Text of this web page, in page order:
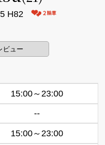
H82
ビュー
15:00～23:00
--
15:00～23:00